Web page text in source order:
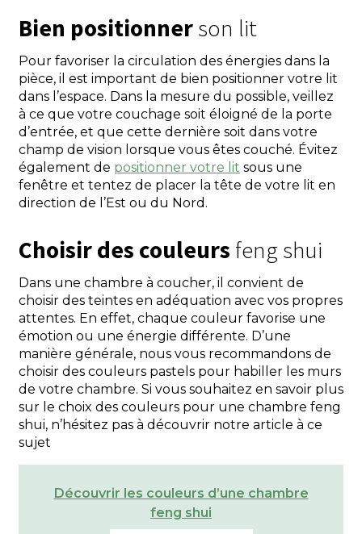
Bien positionnerson lit
Pour favoriser la circulation des énergies dans la
pièce, il est important de bien positionner votre lit
dans l’espace. Dans la mesure du possible, veillez
à ce que votre couchage soit éloigné de la porte
d’entrée, et que cette dernière soit dans votre
champ de vision lorsque vous êtes couché. Évitez
également de positionner votre lit sous une
fenêtre et tentez de placer la tête de votre lit en
direction de l’Est ou du Nord.
Choisir des couleurs feng shui
Dans une chambre à coucher, il convient de
choisir des teintes en adéquation avec vos propres
attentes. En effet, chaque couleur favorise une
émotion ou une énergie différente. D’une
manière générale, nous vous recommandons de
choisir des couleurs pastels pour habiller les murs
de votre chambre. Si vous souhaitez en savoir plus
sur le choix des couleurs pour une chambre feng
shui, n’hésitez pas à découvrir notre article à ce
sujet
Découvrir les couleurs d’une chambre
feng shui